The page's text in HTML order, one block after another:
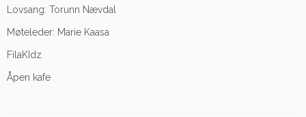
Lovsang: Torunn Nævdal
Møteleder: Marie Kaasa
FilaKIdz
Åpen kafe